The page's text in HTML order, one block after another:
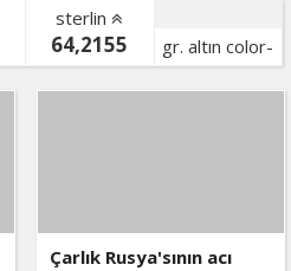
sterlin
64,2155
gr. altın color-
Çarlık Rusya'sının acı